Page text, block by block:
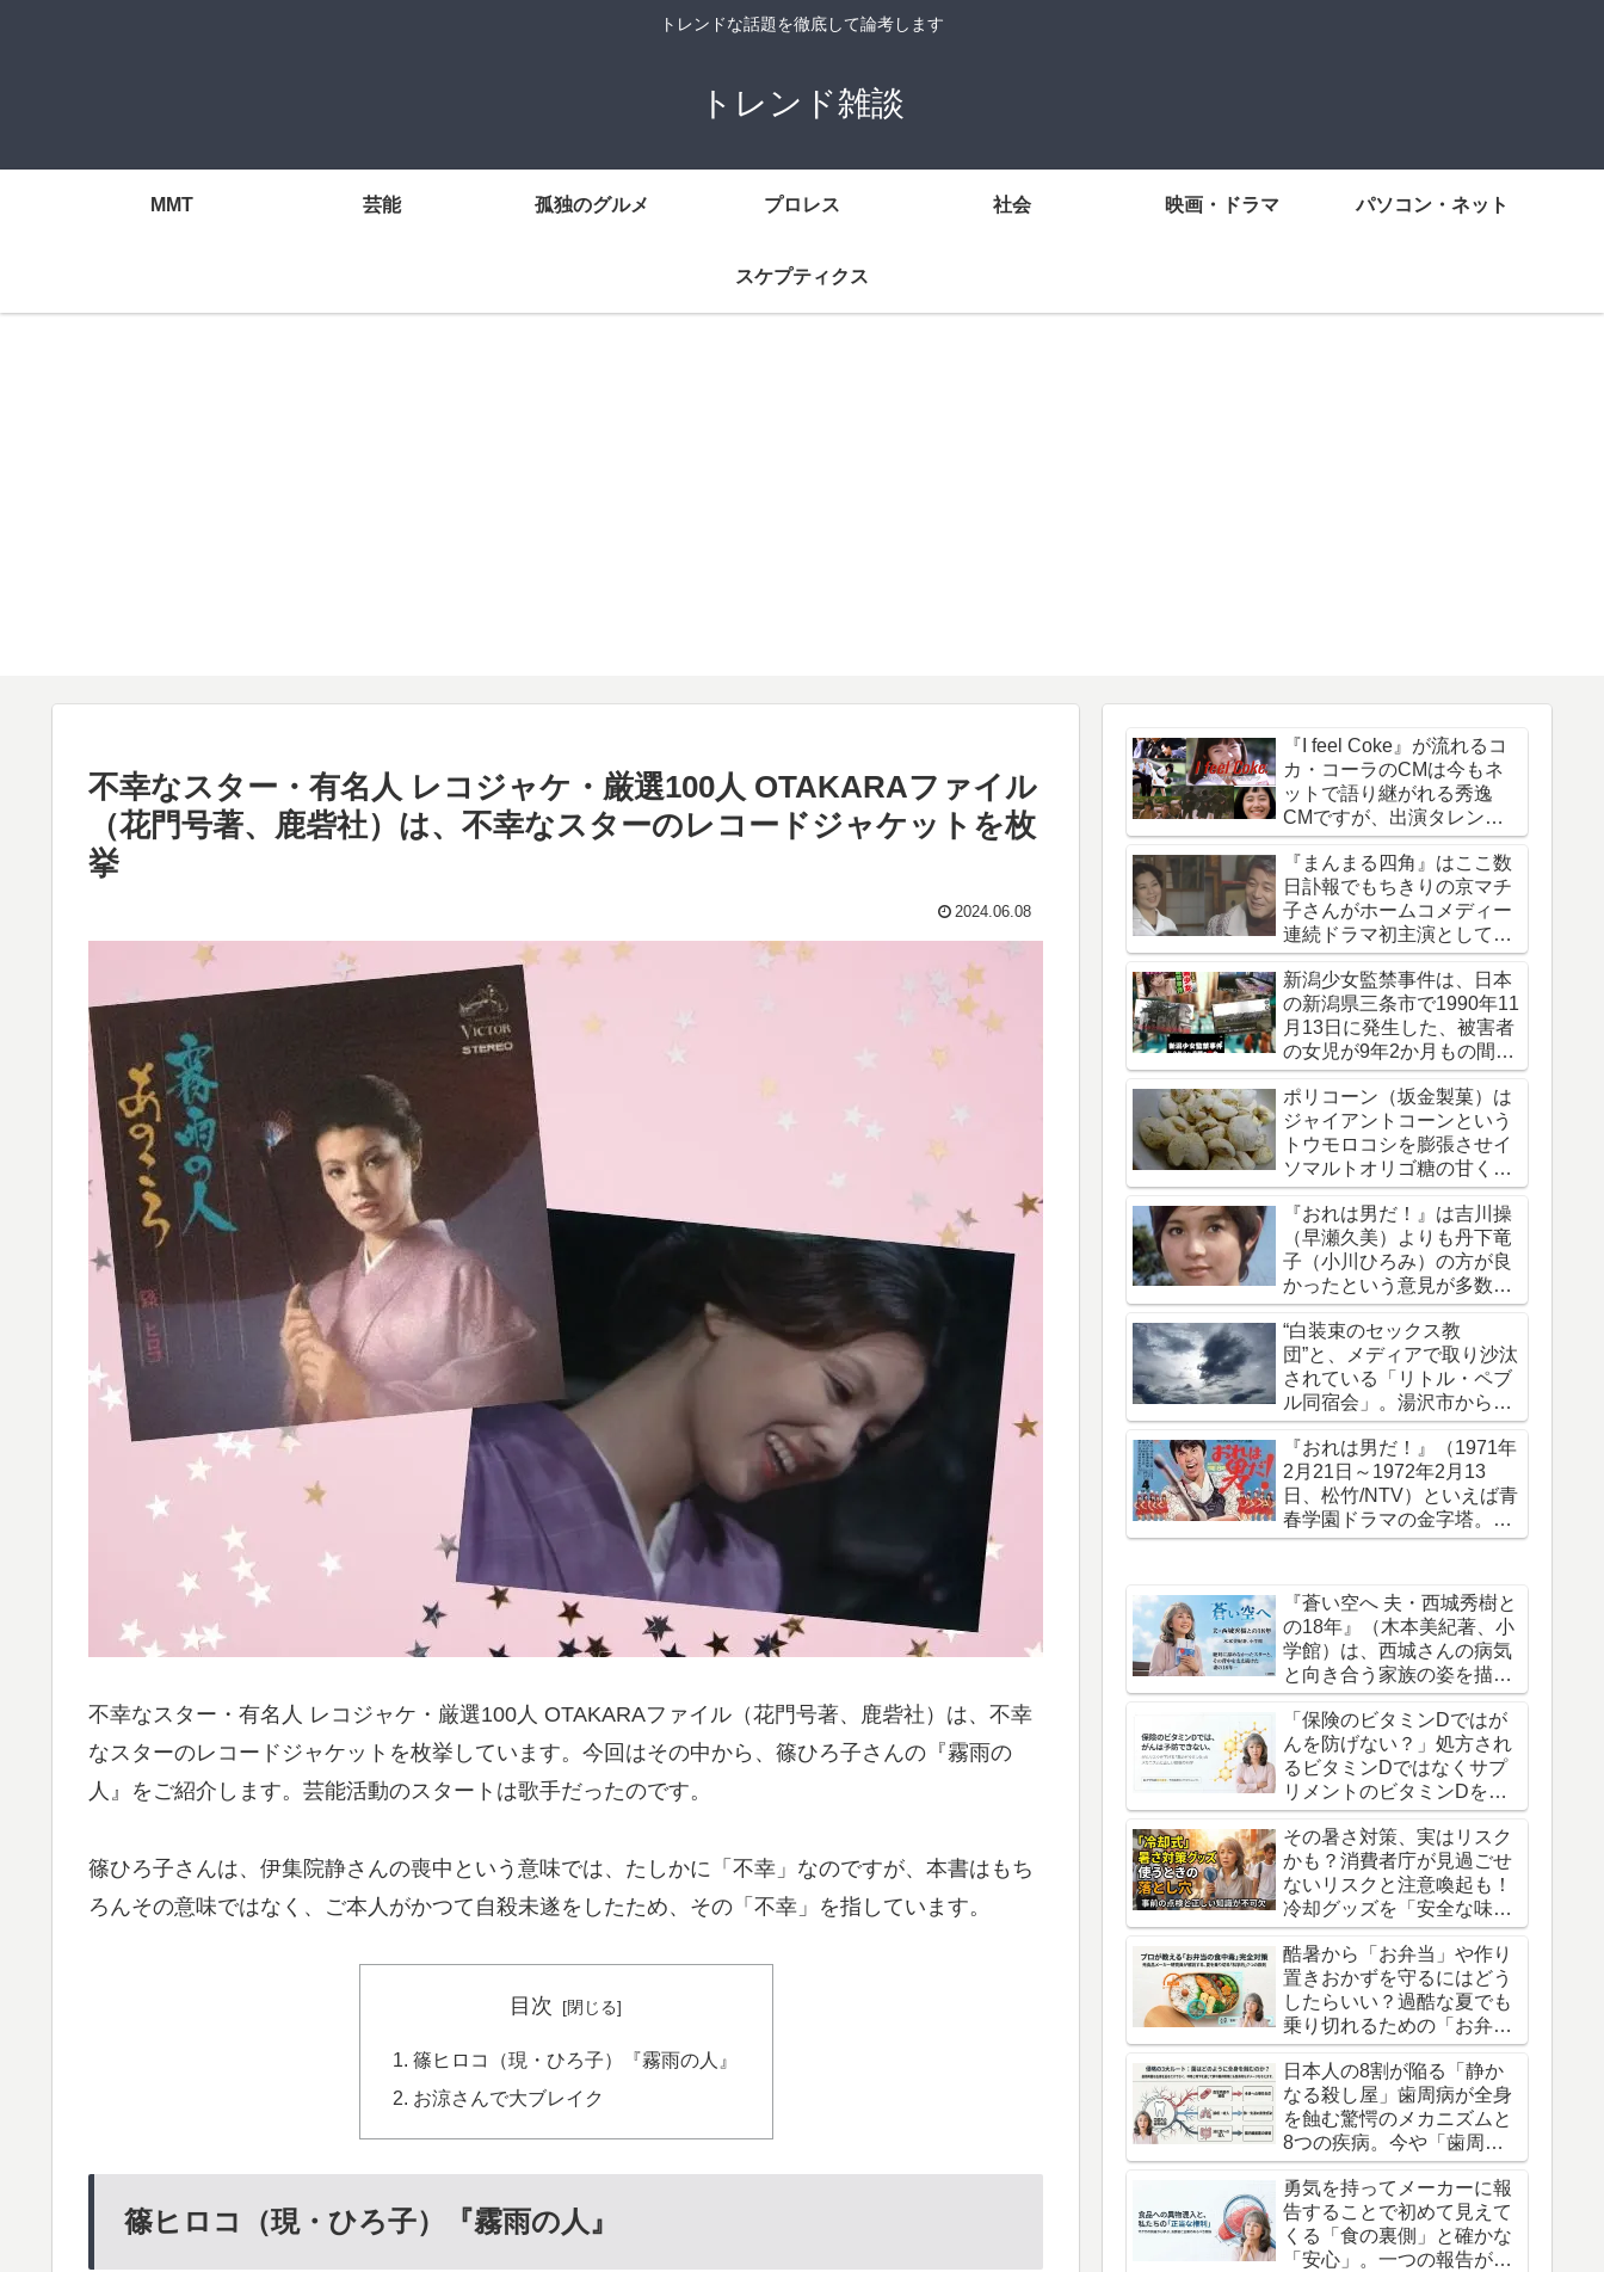
トレンドな話題を徹底して論考します
トレンド雑談
MMT 芸能 孤独のグルメ プロレス 社会 映画・ドラマ パソコン・ネット
スケプティクス
不幸なスター・有名人 レコジャケ・厳選100人 OTAKARAファイル
（花門号著、鹿砦社）は、不幸なスターのレコードジャケットを枚
挙
2024.06.08
不幸なスター・有名人 レコジャケ・厳選100人 OTAKARAファイル（花門号著、鹿砦社）は、不幸
なスターのレコードジャケットを枚挙しています。今回はその中から、篠ひろ子さんの『霧雨の
人』をご紹介します。芸能活動のスタートは歌手だったのです。
篠ひろ子さんは、伊集院静さんの喪中という意味では、たしかに「不幸」なのですが、本書はもち
ろんその意味ではなく、ご本人がかつて自殺未遂をしたため、その「不幸」を指しています。
目次
篠ヒロコ（現・ひろ子）『霧雨の人』
お涼さんで大ブレイク
篠ヒロコ（現・ひろ子）『霧雨の人』
『I feel Coke』が流れるコ
カ・コーラのCMは今もネ
ットで語り継がれる秀逸
CMですが、出演タレント
は今どうしているのでしょ
う『まんまる四角』はここ数
日訃報でもちきりの京マチ
子さんがホームコメディー
連続ドラマ初主演として話
題になった作品
新潟少女監禁事件は、日本
の新潟県三条市で1990年11
月13日に発生した、被害者
の女児が9年2か月もの間誘
拐・監禁された事件です
ポリコーン（坂金製菓）は
ジャイアントコーンという
トウモロコシを膨張させイ
ソマルトオリゴ糖の甘く軽
い味がついたお菓子
『おれは男だ！』は吉川操
（早瀬久美）よりも丹下竜
子（小川ひろみ）の方が良
かったという意見が多数で
ある理由を考える
“白装束のセックス教
団”と、メディアで取り沙汰
されている「リトル・ペブ
ル同宿会」。湯沢市から上
京していたことを報じる
『おれは男だ！』（1971年
2月21日～1972年2月13
日、松竹/NTV）といえば青
春学園ドラマの金字塔。50
年前の今日放送開始された
『蒼い空へ 夫・西城秀樹と
の18年』（木本美紀著、小
学館）は、西城さんの病気
と向き合う家族の姿を描い
た、渾身の記録です。
「保険のビタミンDではが
んを防げない？」処方され
るビタミンDではなくサプ
リメントのビタミンDを摂
るべきという衝撃の真実
その暑さ対策、実はリスク
かも？消費者庁が見過ごせ
ないリスクと注意喚起も！
冷却グッズを「安全な味
方」にするための意外な盲
点
酷暑から「お弁当」や作り
置きおかずを守るにはどう
したらいい？過酷な夏でも
乗り切れるための「お弁当
の防衛術」3つの知恵
日本人の8割が陥る「静か
なる殺し屋」歯周病が全身
を蝕む驚愕のメカニズムと
8つの疾病。今や「歯周病
は万病のもと」とすら言わ
れている。
勇気を持ってメーカーに報
告することで初めて見えて
くる「食の裏側」と確かな
「安心」。一つの報告が不